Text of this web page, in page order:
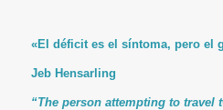
«El déficit es el síntoma, pero el
Jeb Hensarling
“The person attempting to travel